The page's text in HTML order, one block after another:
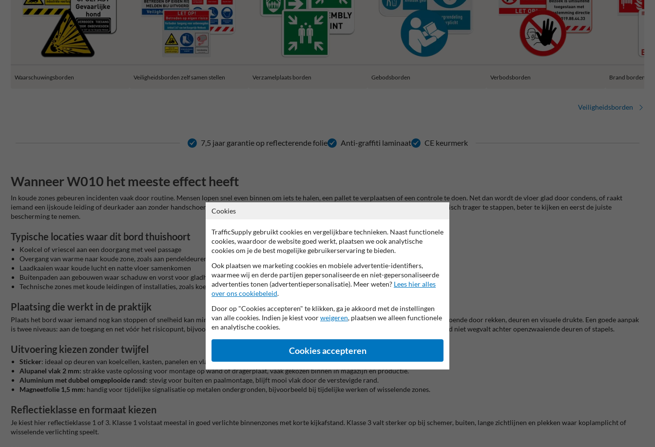
Waarschuwingsborden Veiligheidsborden zelf samen stellen Verzamelplaats borden Gebodsborden Verbodsborden Brand borden
Veiligheidsborden
7,5 jaar garantie op reflecterende folie Anti-graffiti laminaat CE keurmerk
Wanneer W010 het meeste effect heeft
In koude zones gebeuren incidenten vaak door routine. Mensen lopen snel even binnen om iets te halen, een pallet te verplaatsen of een controle te doen. Net dan wordt de vloer glad door condens, of raakt
iemand een ijskoude leiding of deurkader aan zonder handschoenen.
W010
zet de toon nog voor iemand de zone binnenstapt en helpt om automatisch trager te stappen, beter te kijken en eerst de juiste
bescherming te nemen.
Typische locaties waar dit bord thuishoort
Koelcel of vriescel aan een doorgang met veel passage
Overgang van warme naar koude zone, zoals aan pendeldeuren en sluisdeuren
Laadkaaien waar koude lucht en natte vloer samenkomen
Buitenpaden aan gebouwen waar schaduw en vorst voor gladheid zorgen
Technische zones met koude leidingen of installaties, zoals koelgroepen
Plaatsing die werkt in de praktijk
Plaats het bord waar iemand nog kan stoppen of snelheid kan minderen, niet pas naast het gevaar. In logistiek en productie is één bord vaak onvoldoende door rekken, deuren en visuele drukte. Een goede aanpak
is twee niveaus: aan de toegang en net vóór het risicopunt, bijvoorbeeld bij een bocht, drempel of overgang naar de koude ruimte. Zorg dat het bord niet wegvalt achter openzwaaiende deuren of stapels.
Uitvoering kiezen zonder twijfel
Sticker: ideaal op deuren van koelcellen, kasten, panelen en vlakke wanden wanneer je snel wil signaleren zonder montagewerk.
Alupanel vlak 2 mm: strakke vaste oplossing voor montage op wand of dragerplaat, vaak gekozen binnen in magazijn en productie.
Aluminium met dubbel omgeplooide rand: stevig voor buiten en paalmontage, blijft mooi vlak door de verstevigde rand.
Magneetfolie 1,5 mm: handig voor tijdelijke signalisatie op metalen ondergronden, bijvoorbeeld bij tijdelijke werken of wisselende zones.
Reflectieklasse en formaat kiezen
Je kiest hier reflectieklasse 1 of 3. Klasse 1 volstaat meestal in goed verlichte binnenzones met korte kijkafstand. Klasse 3 valt sterker op bij schemer, buiten, lange zichtlijnen en plekken waar koplamplicht of
wisselende verlichting speelt.
Cookies
TrafficSupply gebruikt cookies en vergelijkbare technieken. Naast functionele
cookies, waardoor de website goed werkt, plaatsen we ook analytische
cookies om je de best mogelijke gebruikerservaring te bieden.
Ook plaatsen we marketing cookies en mobiele advertentie-identifiers,
waarmee wij en derde partijen gepersonaliseerde en niet-gepersonaliseerde
advertenties tonen (advertentiepersonalisatie). Meer weten? Lees hier alles
over ons cookiebeleid.
Door op "Cookies accepteren" te klikken, ga je akkoord met de instellingen
van alle cookies. Indien je kiest voorweigeren, plaatsen we alleen functionele
en analytische cookies.
Cookies accepteren